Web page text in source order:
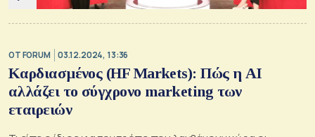
OT FORUM 03.12.2024, 13:36
Καρδιασμένος (HF Markets): Πώς η AI
αλλάζει το σύγχρονο marketing των
εταιρειών